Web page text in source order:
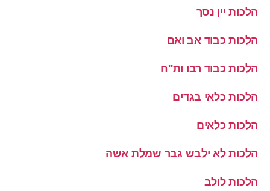
הלכות יין נסך
הלכות כבוד אב ואם
הלכות כבוד רבו ות''ח
הלכות כלאי בגדים
הלכות כלאים
הלכות לא ילבש גבר שמלת אשה
הלכות לולב